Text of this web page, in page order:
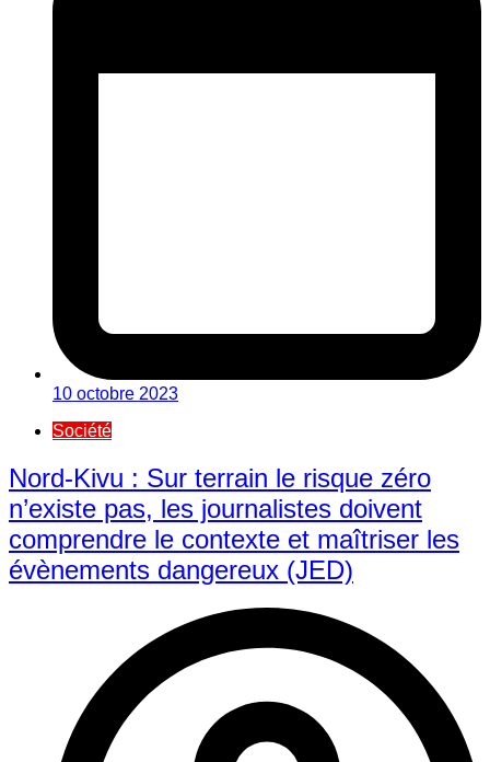
10 octobre 2023
Société
Nord-Kivu : Sur terrain le risque zéro
n’existe pas, les journalistes doivent
comprendre le contexte et maîtriser les
évènements dangereux (JED)